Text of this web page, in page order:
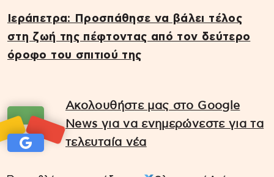
Ιεράπετρα: Προσπάθησε να βάλει τέλος
στη ζωή της πέφτοντας από τον δεύτερο
όροφο του σπιτιού της
Ακολουθήστε μας στο Google
News για να ενημερώνεστε για τα
τελευταία νέα